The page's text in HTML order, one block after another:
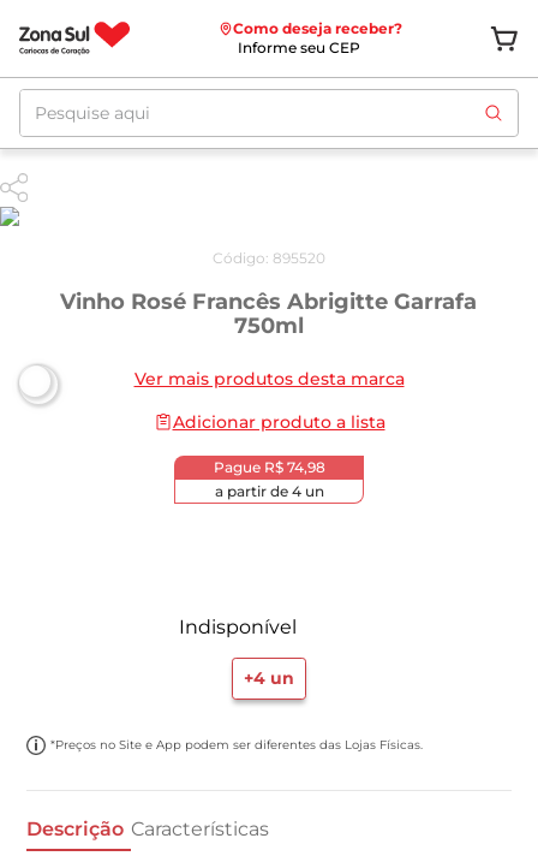
Como deseja receber?
Informe seu CEP
Pesquise aqui
Código: 895520
Vinho Rosé Francês Abrigitte Garrafa
750ml
Ver mais produtos desta marca
Adicionar produto a lista
Pague R$ 74,98
a partir de 4un
Indisponível
+4 un
*Preços no Site e App podem ser diferentes das Lojas Físicas.
Descrição Características